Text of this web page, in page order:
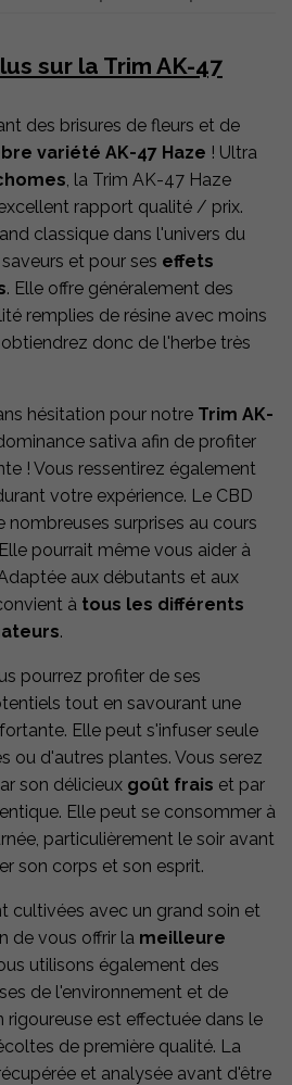
sur la Trim AK-47
des brisures de fleurs et de
variété AK-47 Haze ! Ultra
, la Trim AK-47 Haze
rapport qualité / prix.
classique dans l'univers du
et pour ses effets
. Elle offre généralement des
remplies de résine avec moins
obtiendrez donc de l'herbe très
hésitation pour notre Trim AK-
sativa afin de profiter
! Vous ressentirez également
votre expérience. Le CBD
nombreuses surprises au cours
pourrait même vous aider à
aux débutants et aux
à tous les différents
.
pourrez profiter de ses
tout en savourant une
Elle peut s'infuser seule
ou d'autres plantes. Vous serez
son délicieux goût frais et par
Elle peut se consommer à
particulièrement le soir avant
son corps et son esprit.
cultivées avec un grand soin et
de vous offrir la meilleure
utilisons également des
de l'environnement et de
rigoureuse est effectuée dans le
de première qualité. La
et analysée avant d'être